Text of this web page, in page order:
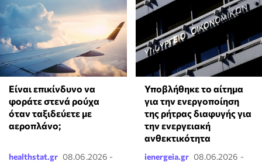
⁠Είναι επικίνδυνο να
φοράτε στενά ρούχα
όταν ταξιδεύετε με
αεροπλάνο;
healthstat.gr 08.06.2026 -
Υποβλήθηκε το αίτημα
για την ενεργοποίηση
της ρήτρας διαφυγής για
την ενεργειακή
ανθεκτικότητα
ienergeia.gr 08.06.2026 -